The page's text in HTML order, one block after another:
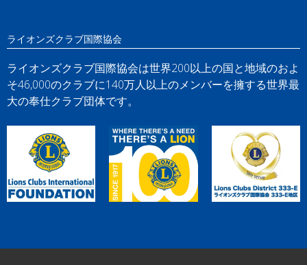
ライオンズクラブ国際協会
ライオンズクラブ国際協会は世界200以上の国と地域のおよ
そ46,000のクラブに140万人以上のメンバーを擁する世界最
大の奉仕クラブ団体です。